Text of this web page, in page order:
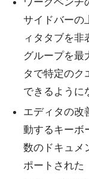
サイドバーの
ィタタブを非
グループを最
タで特定のク
できるように
エディタの改
動するキーボ
数のドキュメ
ポートされた